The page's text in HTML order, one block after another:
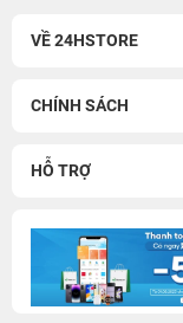
VỀ 24HSTORE
CHÍNH SÁCH
HỖ TRỢ